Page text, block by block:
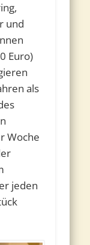
und
Euro)
als
Woche
jeden